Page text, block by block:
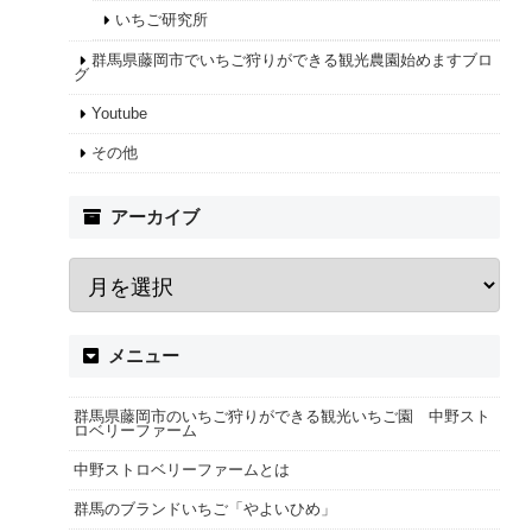
いちご研究所
群馬県藤岡市でいちご狩りができる観光農園始めますブロ
グ
Youtube
その他
アーカイブ
メニュー
群馬県藤岡市のいちご狩りができる観光いちご園 中野スト
ロベリーファーム
中野ストロベリーファームとは
群馬のブランドいちご「やよいひめ」